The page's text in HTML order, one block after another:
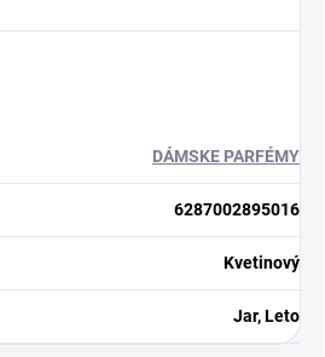
DÁMSKE PARFÉMY
6287002895016
Kvetinový
Jar, Leto